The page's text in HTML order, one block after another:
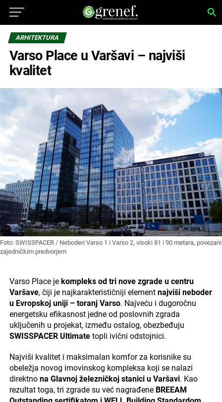
ARHITEKTURA
Varso Place u Varšavi – najviši
kvalitet
Foto: SWISSPACER / Neboderi Varso 1 i Varso 2, visoki 81 i 90 metara, povezani
zajedničkim predvorjem
Varso Place je kompleks od tri nove zgrade u centru
Varšave, čiji je najkarakterističniji element najviši neboder
u Evropskoj uniji – toranj Varso. Najveću i dugoročnu
energetsku efikasnost jedne od poslovnih zgrada
uključenih u projekat, između ostalog, obezbeđuju
SWISSPACER Ultimatetopli ivični odstojnici.
Najviši kvalitet i maksimalan komfor za korisnike su
obeležja novog imovinskog kompleksa koji se nalazi
direktno na Glavnoj železničkoj stanici u Varšavi. Kao
rezultat toga, tri zgrade su već nagrađene BREEAM